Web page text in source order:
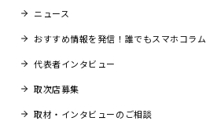
ニュース
おすすめ情報を発信！誰でもスマホコラム
代表者インタビュー
取次店募集
取材・インタビューのご相談